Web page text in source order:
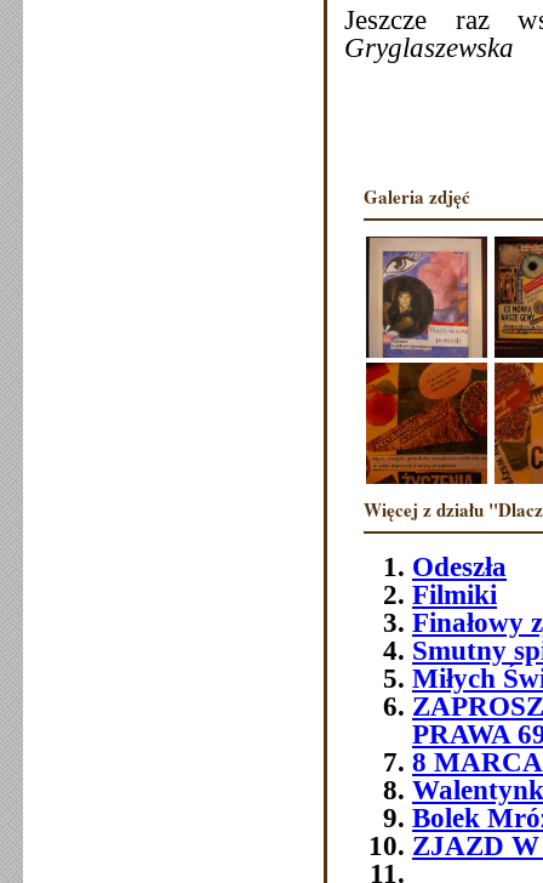
Jeszcze raz
Gryglaszewska
Galeria zdjęć
Więcej z działu
Odeszła
Filmiki
Finałowy
Smutny
Miłych
PRAWA
8
Bolek
ZJAZD W